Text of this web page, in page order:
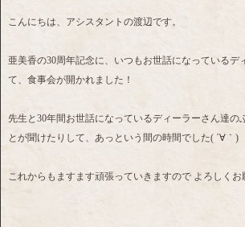
こんにちは、アシスタントの渡辺です。
亜美香の30周年記念に、いつもお世話になっているデ
て、食事会が開かれました！
先生と30年間お世話になっているディーラーさん達の
とが聞けたりして、あっという間の時間でした( ´∀｀)
これからもますます頑張っていきますので よろしくお